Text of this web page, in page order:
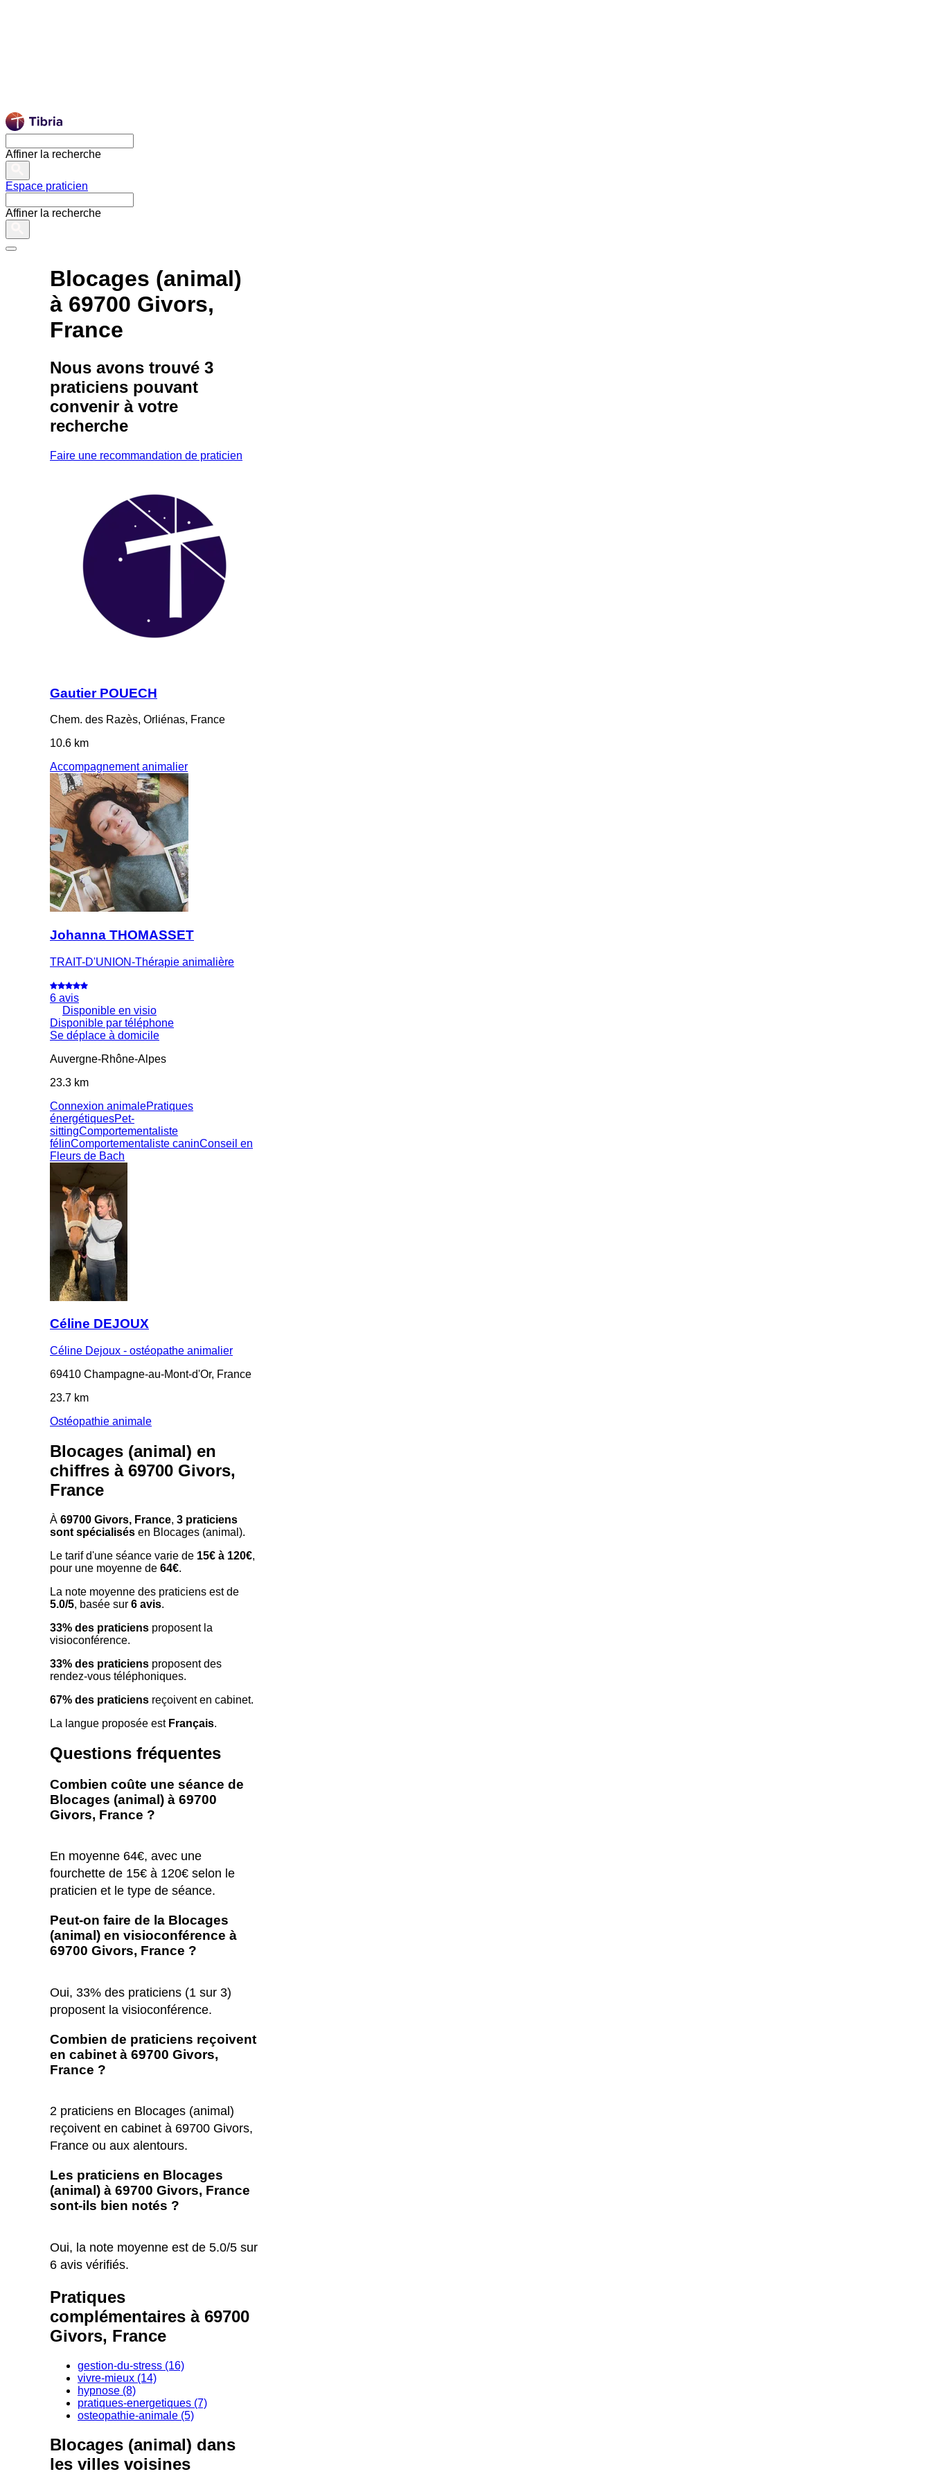
Affiner la recherche
Espace praticien
Affiner la recherche
Blocages (animal)
à 69700 Givors,
France
Nous avons trouvé 3
praticiens pouvant
convenir à votre
recherche
Faire une recommandation de praticien
Gautier POUECH
Chem. des Razès, Orliénas, France
10.6 km
Accompagnement animalier
Johanna THOMASSET
TRAIT-D'UNION-Thérapie animalière
6 avis
Disponible en visio
Disponible par téléphone
Se déplace à domicile
Auvergne-Rhône-Alpes
23.3 km
Connexion animalePratiques
énergétiquesPet-
sittingComportementaliste
félinComportementaliste caninConseil en
Fleurs de Bach
Céline DEJOUX
Céline Dejoux - ostéopathe animalier
69410 Champagne-au-Mont-d'Or, France
23.7 km
Ostéopathie animale
Blocages (animal) en
chiffres à 69700 Givors,
France
À 69700 Givors, France, 3 praticiens
sont spécialisés en Blocages (animal).
Le tarif d'une séance varie de 15€ à 120€,
pour une moyenne de 64€.
La note moyenne des praticiens est de
5.0/5, basée sur 6 avis.
33% des praticiens proposent la
visioconférence.
33% des praticiens proposent des
rendez-vous téléphoniques.
67% des praticiens reçoivent en cabinet.
La langue proposée est Français.
Questions fréquentes
Combien coûte une séance de
Blocages (animal) à 69700
Givors, France ?
En moyenne 64€, avec une
fourchette de 15€ à 120€ selon le
praticien et le type de séance.
Peut-on faire de la Blocages
(animal) en visioconférence à
69700 Givors, France ?
Oui, 33% des praticiens (1 sur 3)
proposent la visioconférence.
Combien de praticiens reçoivent
en cabinet à 69700 Givors,
France ?
2 praticiens en Blocages (animal)
reçoivent en cabinet à 69700 Givors,
France ou aux alentours.
Les praticiens en Blocages
(animal) à 69700 Givors, France
sont-ils bien notés ?
Oui, la note moyenne est de 5.0/5 sur
6 avis vérifiés.
Pratiques
complémentaires à 69700
Givors, France
gestion-du-stress (16)
vivre-mieux (14)
hypnose (8)
pratiques-energetiques (7)
osteopathie-animale (5)
Blocages (animal) dans
les villes voisines